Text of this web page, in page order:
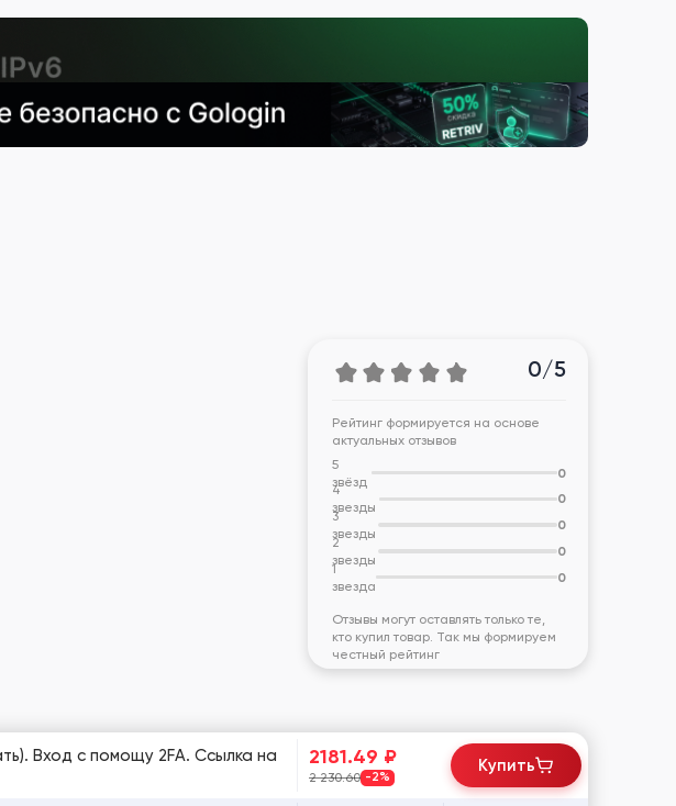
0/5
Рейтинг формируется на основе
актуальных отзывов
5
звёзд
0
4
звезды
0
3
звезды
0
2
звезды
0
1
звезда
0
Отзывы могут оставлять только те,
кто купил товар. Так мы формируем
честный рейтинг
Вход с помощу 2FA. Ссылка на
2181.49 ₽
2 230.60 -2%
Купить